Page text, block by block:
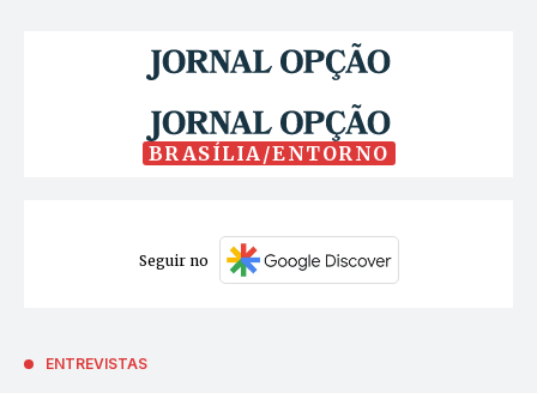
BRASÍLIA/ENTORNO
Seguir no
ENTREVISTAS